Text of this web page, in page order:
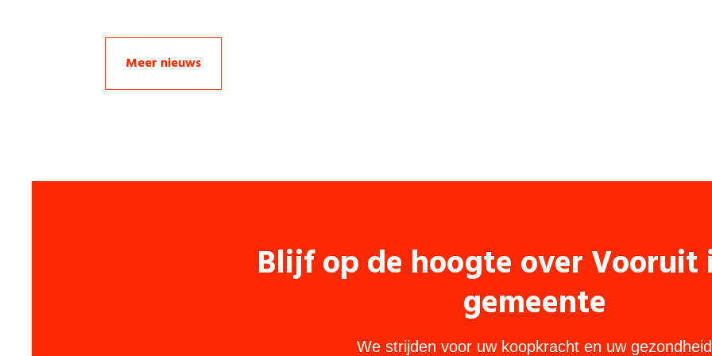
Meer nieuws
Blijf op de hoogte over
gemeente
We strijden voor uw koopkracht en uw gezondheid